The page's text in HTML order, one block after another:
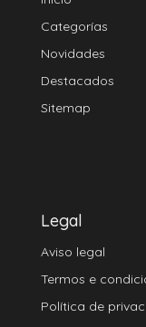
Categorías
Novidades
Destacados
Sitemap
Legal
Aviso legal
Termos e
Política de